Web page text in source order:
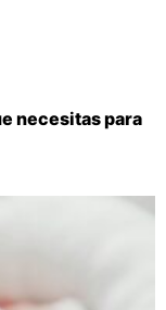
necesitas para